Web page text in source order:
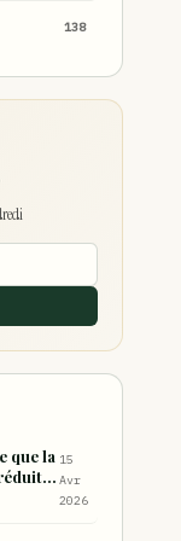
138
que la 15
Avr
2026